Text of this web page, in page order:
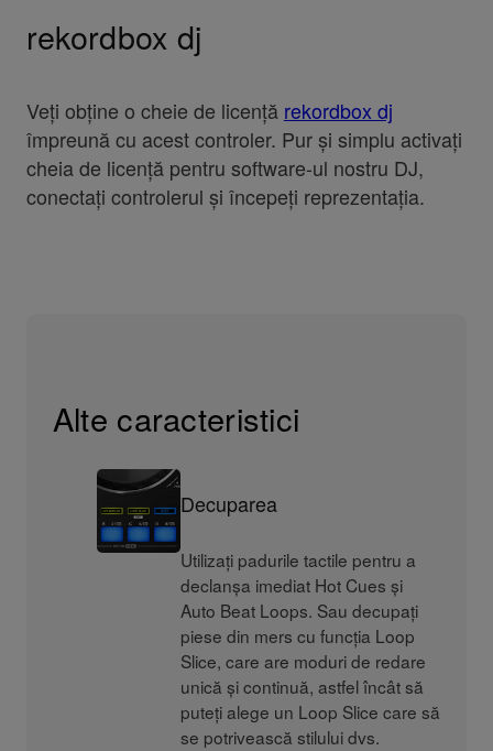
rekordbox dj
Veți obține o cheie de licență rekordbox dj
împreună cu acest controler. Pur și simplu activați
cheia de licență pentru software-ul nostru DJ,
conectați controlerul și începeți reprezentația.
Alte caracteristici
Decuparea
Utilizați padurile tactile pentru a
declanșa imediat Hot Cues și
Auto Beat Loops. Sau decupați
piese din mers cu funcția Loop
Slice, care are moduri de redare
unică și continuă, astfel încât să
puteți alege un Loop Slice care să
se potrivească stilului dvs.